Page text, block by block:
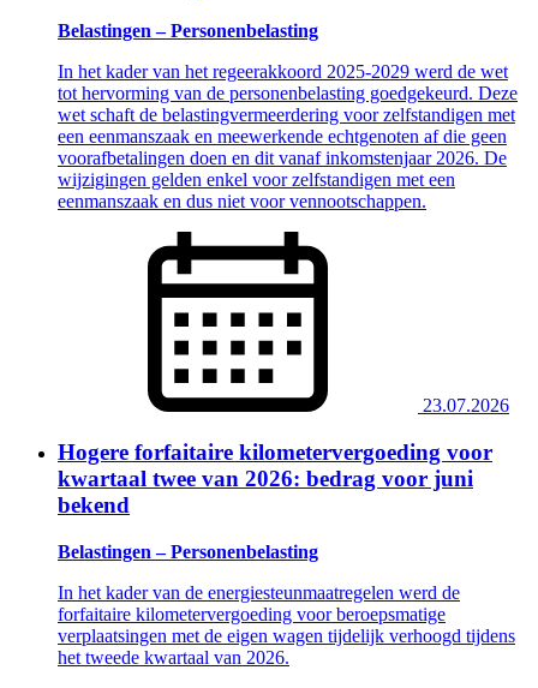
Belastingen – Personenbelasting
In het kader van het regeerakkoord 2025-2029 werd de wet
tot hervorming van de personenbelasting goedgekeurd. Deze
wet schaft de belastingvermeerdering voor zelfstandigen met
een eenmanszaak en meewerkende echtgenoten af die geen
voorafbetalingen doen en dit vanaf inkomstenjaar 2026. De
wijzigingen gelden enkel voor zelfstandigen met een
eenmanszaak en dus niet voor vennootschappen.
23.07.2026
Hogere forfaitaire kilometervergoeding voor
kwartaal twee van 2026: bedrag voor juni
bekend
Belastingen – Personenbelasting
In het kader van de energiesteunmaatregelen werd de
forfaitaire kilometervergoeding voor beroepsmatige
verplaatsingen met de eigen wagen tijdelijk verhoogd tijdens
het tweede kwartaal van 2026.